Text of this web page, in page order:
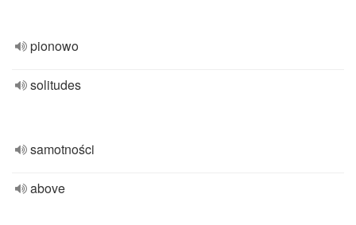
pionowo
solitudes
samotności
above